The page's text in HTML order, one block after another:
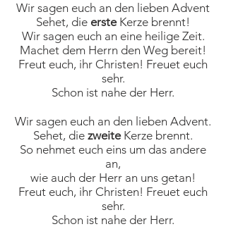
Wir sagen euch an den lieben Advent
Sehet, die ersteKerze brennt!
Wir sagen euch an eine heilige Zeit.
Machet dem Herrn den Weg bereit!
Freut euch, ihr Christen! Freuet euch
sehr.
Schon ist nahe der Herr.
Wir sagen euch an den lieben Advent.
Sehet, die zweiteKerze brennt.
So nehmet euch eins um das andere
an,
wie auch der Herr an uns getan!
Freut euch, ihr Christen! Freuet euch
sehr.
Schon ist nahe der Herr.